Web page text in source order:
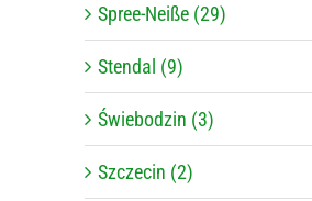
Spree-Neiße (29)
Stendal (9)
Świebodzin (3)
Szczecin (2)